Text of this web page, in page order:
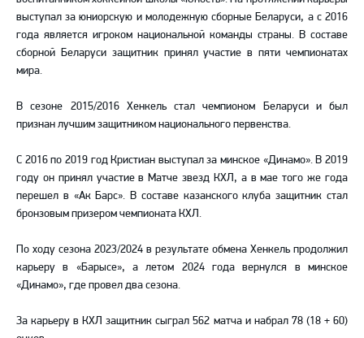
выступал за юниорскую и молодежную сборные Беларуси, а с 2016
года является игроком национальной команды страны. В составе
сборной Беларуси защитник принял участие в пяти чемпионатах
мира.
В сезоне 2015/2016 Хенкель стал чемпионом Беларуси и был
признан лучшим защитником национального первенства.
С 2016 по 2019 год Кристиан выступал за минское «Динамо». В 2019
году он принял участие в Матче звезд КХЛ, а в мае того же года
перешел в «Ак Барс». В составе казанского клуба защитник стал
бронзовым призером чемпионата КХЛ.
По ходу сезона 2023/2024 в результате обмена Хенкель продолжил
карьеру в «Барысе», а летом 2024 года вернулся в минское
«Динамо», где провел два сезона.
За карьеру в КХЛ защитник сыграл 562 матча и набрал 78 (18 + 60)